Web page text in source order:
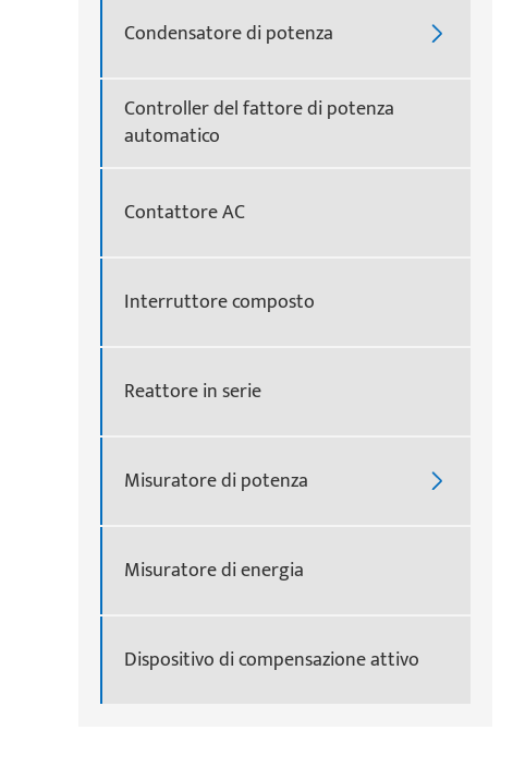
Condensatore di potenza 
Controller del fattore di potenza
automatico
Contattore AC
Interruttore composto
Reattore in serie
Misuratore di potenza 
Misuratore di energia
Dispositivo di compensazione attivo